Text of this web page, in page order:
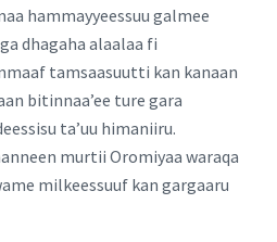
hammayyeessuu galmee
dhagaha alaalaa fi
tamsaasuutti kan kanaan
bitinnaa’ee ture gara
ta’uu himaniiru.
murtii Oromiyaa waraqa
milkeessuuf kan gargaaru